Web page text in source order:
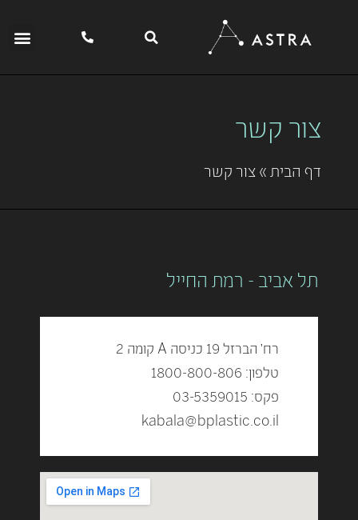
צור קשר
דף הבית » צור קשר
תל אביב - רמת החייל
רח' הברזל 19 כניסה A קומה 2
טלפון: 1800-800-806
פקס: 03-5359015
kabala@bplastic.co.il